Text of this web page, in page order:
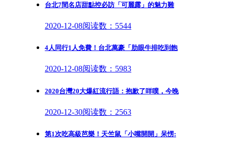
台北7間名店甜點控必訪「可麗露」的魅力難
2020-12-08阅读数：5544
4人同行1人免費！台北萬豪「肋眼牛排吃到飽
2020-12-08阅读数：5983
2020台灣20大爆紅流行語：抱歉了咩噗，今晚
2020-12-30阅读数：2563
第1次吃高級芭樂！天竺鼠「小嘴開開」呆愣: